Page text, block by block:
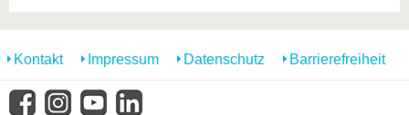
Kontakt Impressum Datenschutz Barrierefreiheit